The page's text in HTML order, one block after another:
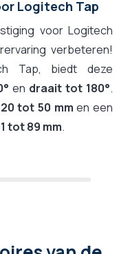
Logitech Tap
voor Logitech
verbeteren!
Tap, biedt deze
en draait tot 180°.
tot 50 mm en een
tot 89 mm.